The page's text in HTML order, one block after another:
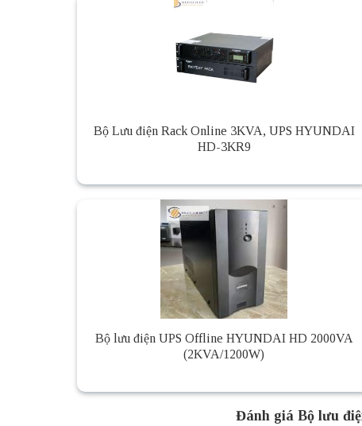
Bộ Lưu điện Rack Online 3KVA, UPS HYUNDAI
HD-3KR9
Bộ lưu điện UPS Offline HYUNDAI HD 2000VA
(2KVA/1200W)
Đánh giá Bộ lưu